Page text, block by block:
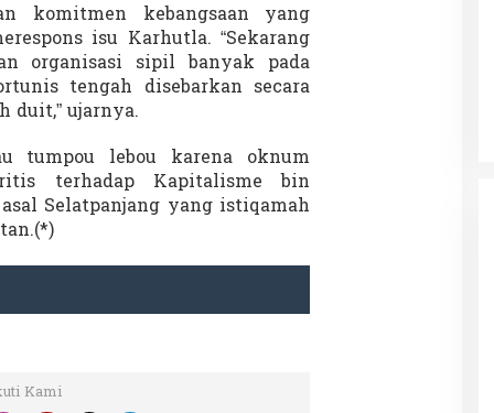
komitmen kebangsaan yang
isu Karhutla. “Sekarang
organisasi sipil banyak pada
tengah disebarkan secara
duit,” ujarnya.
tumpou lebou karena oknum
terhadap Kapitalisme bin
Selatpanjang yang istiqamah
Kami